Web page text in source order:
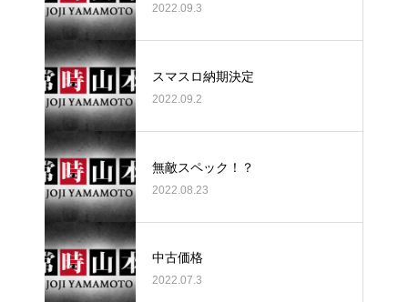
2022.09.3
スマスロ納期決定
2022.09.2
無敵スペック！？
2022.08.23
中古価格
2022.07.3